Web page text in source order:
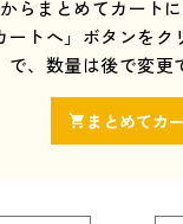
らまとめてカート
ートへ」ボタンを
で、数量は後で変更